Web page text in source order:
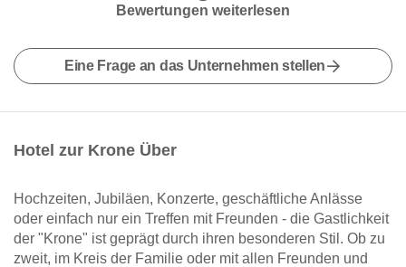
Bewertungen weiterlesen
Eine Frage an das Unternehmen stellen
Hotel zur Krone Über
Hochzeiten, Jubiläen, Konzerte, geschäftliche Anlässe
oder einfach nur ein Treffen mit Freunden - die Gastlichkeit
der "Krone" ist geprägt durch ihren besonderen Stil. Ob zu
zweit, im Kreis der Familie oder mit allen Freunden und